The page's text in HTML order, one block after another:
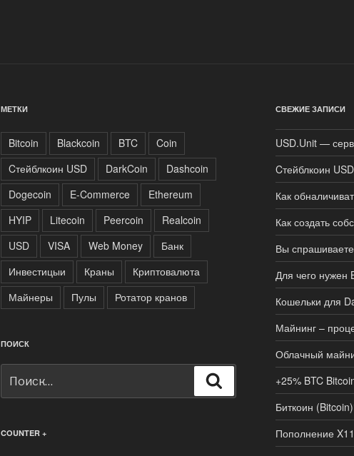
МЕТКИ
Bitcoin Blackcoin BTC
Coin
Cтейблкоин USD
DarkCoin
Dashcoin
Dogecoin
E-Commerce
Ethereum
HYIP
Litecoin Peercoin
Realcoin
USD
VISA Web Money
Банк
Инвестицыи
Краны
Криптовалюта
Майнеры
Пулы Ротатор кранов
ПОИСК
COUNTER +
СВЕЖИЕ ЗАПИСИ
USD.Unit —
Cтейблкоин
Как
Как создать
Вы
Для чего нужен
Кошельки для
Майнинг –
Облачный
+25% BTC
Биткоин
Пополнение